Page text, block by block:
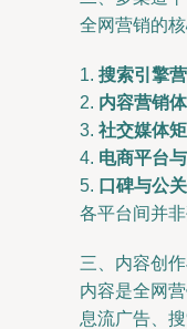
全网营销的
1. 搜索引擎
2. 内容营销
3. 社交媒体
4. 电商平台
5. 口碑与公
各平台间并
三、内容创
内容是全网
息流广告、